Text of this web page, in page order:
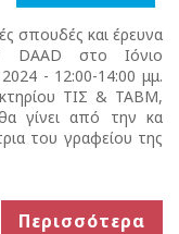
σπουδές και έρευνα
DAAD στο Ιόνιο
- 12:00-14:00 μμ.
ΤΙΣ & ΤΑΒΜ,
γίνει από την κα
του γραφείου της
Περισσότερα